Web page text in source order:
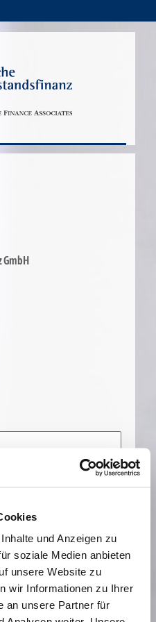
und Anzeigen zu
soziale Medien anbieten
unsere Website zu
wir Informationen zu Ihrer
an unsere Partner für